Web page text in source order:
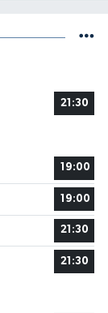
21:30
19:00
19:00
21:30
21:30